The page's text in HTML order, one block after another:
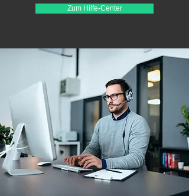
Zum Hilfe-Center